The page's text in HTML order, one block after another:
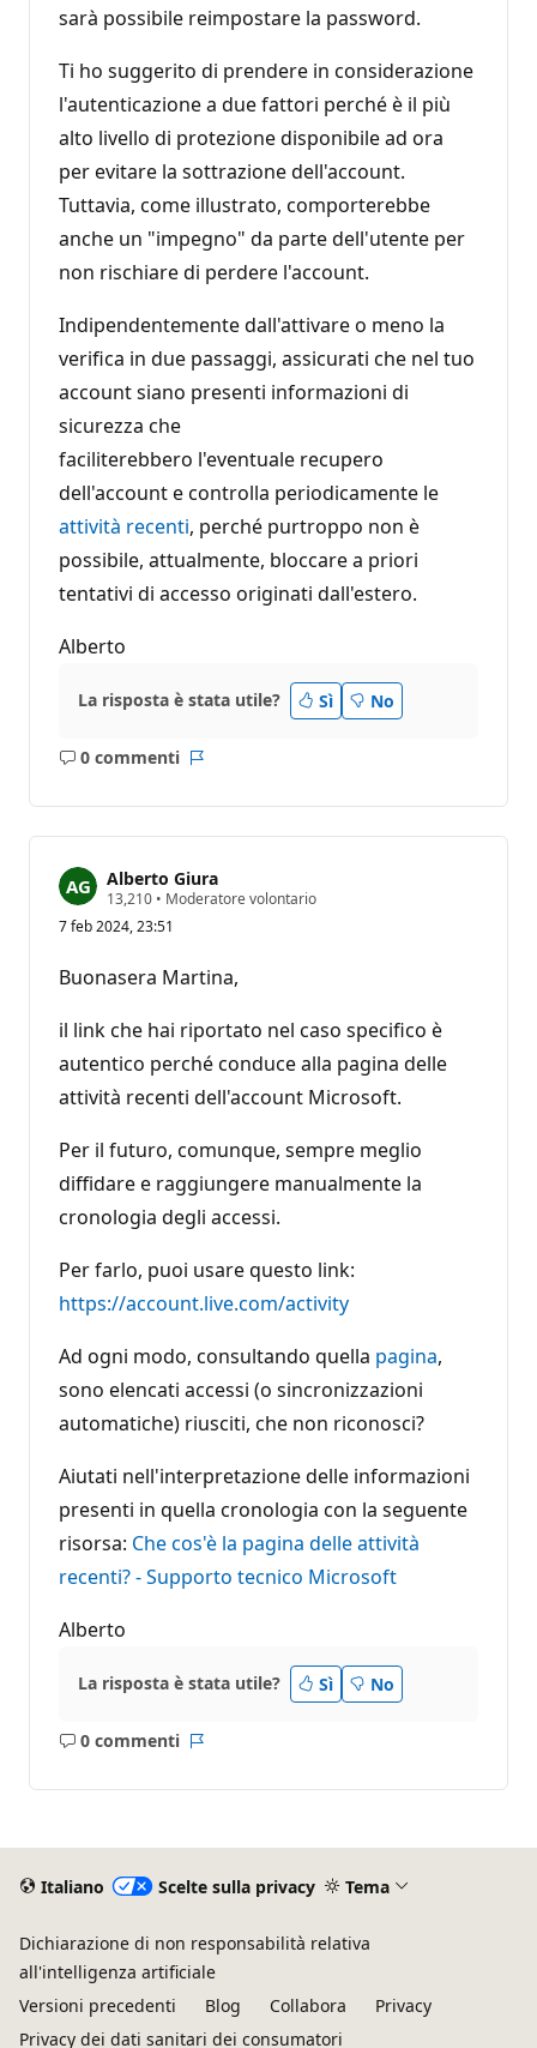
sarà possibile reimpostare la password.
Ti ho suggerito di prendere in considerazione
l'autenticazione a due fattori perché è il più
alto livello di protezione disponibile ad ora
per evitare la sottrazione dell'account.
Tuttavia, come illustrato, comporterebbe
anche un "impegno" da parte dell'utente per
non rischiare di perdere l'account.
Indipendentemente dall'attivare o meno la
verifica in due passaggi, assicurati che nel tuo
account siano presenti informazioni di
sicurezza che
faciliterebbero l'eventuale recupero
dell'account e controlla periodicamente le
attività recenti, perché purtroppo non è
possibile, attualmente, bloccare a priori
tentativi di accesso originati dall'estero.
Alberto
La risposta è stata utile? Sì No
0 commenti
Nessun
Alberto Giura
13,210 P
n
d
r
e
p
u
t
i
n
• Moderatore volontario
7 feb 2024, 23:51
Buonasera Martina,
il link che hai riportato nel caso specifico è
autentico perché conduce alla pagina delle
attività recenti dell'account Microsoft.
Per il futuro, comunque, sempre meglio
diffidare e raggiungere manualmente la
cronologia degli accessi.
Per farlo, puoi usare questo link:
https://account.live.com/activity
Ad ogni modo, consultando quella pagina,
sono elencati accessi (o sincronizzazioni
automatiche) riusciti, che non riconosci?
Aiutati nell'interpretazione delle informazioni
presenti in quella cronologia con la seguente
risorsa: Che cos'è la pagina delle attività
recenti? - Supporto tecnico Microsoft
Alberto
La risposta è stata utile? Sì No
0 commenti
Nessun
Italiano Scelte sulla privacy Tema
Dichiarazione di non responsabilità relativa
all'intelligenza artificiale
Versioni precedenti
Blog Collabora
Privacy
Privacy dei dati sanitari dei consumatori